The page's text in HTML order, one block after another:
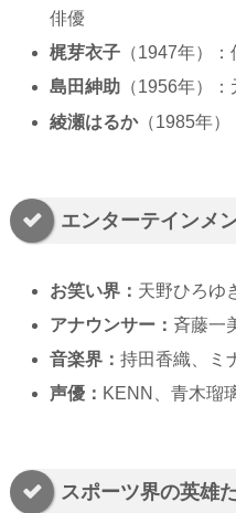
俳優
梶芽衣子 （1947年）
島田紳助 （1956年）
綾瀬はるか（1985年）
エンターテインメ
お笑い界： 天野ひろゆ
アナウンサー： 斉藤一
音楽界：持田香織、ミ
声優： KENN、青木瑠
スポーツ界の英雄